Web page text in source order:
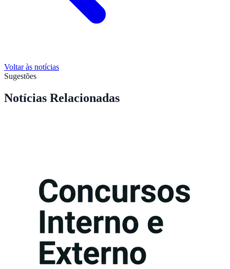
Voltar às notícias
Sugestões
Notícias Relacionadas